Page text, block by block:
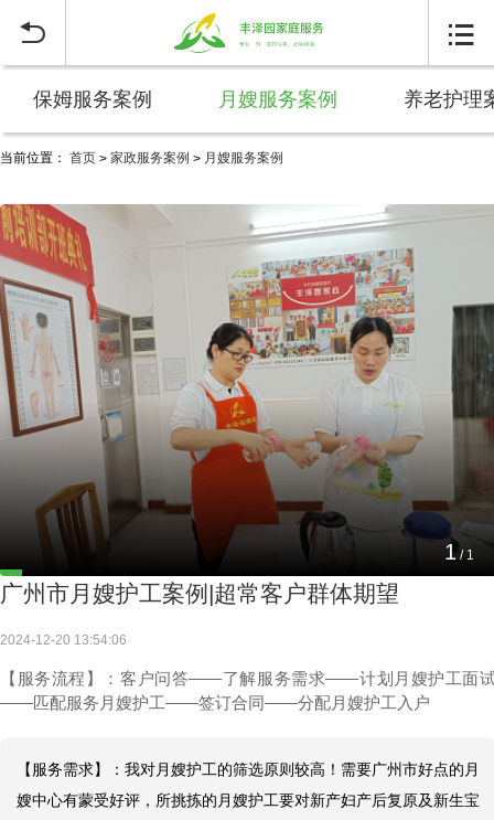
 
保姆服务案例 月嫂服务案例 养老护理
当前位置： 首页 > 家政服务案例 > 月嫂服务案例
1 / 1
广州市月嫂护工案例|超常客户群体期望
2024-12-20 13:54:06
【服务流程】：客户问答——了解服务需求——计划月嫂护工面
——匹配服务月嫂护工——签订合同——分配月嫂护工入户
【服务需求】：我对月嫂护工的筛选原则较高！需要广州市好点的月
嫂中心有蒙受好评，所挑拣的月嫂护工要对新产妇产后复原及新生宝